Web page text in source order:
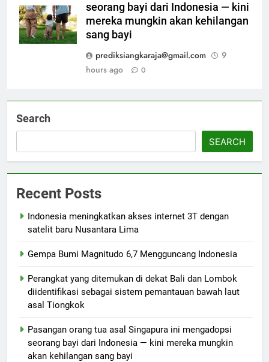
seorang bayi dari Indonesia — kini
mereka mungkin akan kehilangan
sang bayi
prediksiangkaraja@gmail.com
9
hours ago
0
Search
SEARCH
Recent Posts
Indonesia meningkatkan akses internet 3T dengan
satelit baru Nusantara Lima
Gempa Bumi Magnitudo 6,7 Mengguncang Indonesia
Perangkat yang ditemukan di dekat Bali dan Lombok
diidentifikasi sebagai sistem pemantauan bawah laut
asal Tiongkok
Pasangan orang tua asal Singapura ini mengadopsi
seorang bayi dari Indonesia — kini mereka mungkin
akan kehilangan sang bayi